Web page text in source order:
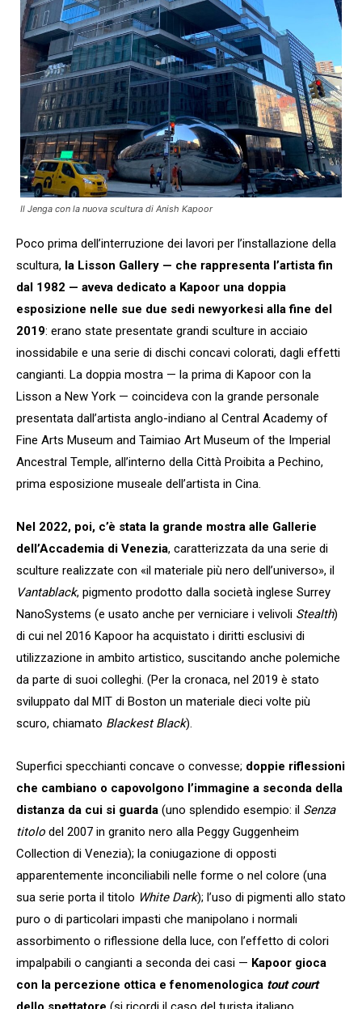
Il Jenga con la nuova scultura di Anish Kapoor
Poco prima dell’interruzione dei lavori per l’installazione della
scultura, la Lisson Gallery — che rappresenta l’artista fin
dal 1982 — aveva dedicato a Kapoor una doppia
esposizione nelle sue due sedi newyorkesi alla fine del
2019: erano state presentate grandi sculture in acciaio
inossidabile e una serie di dischi concavi colorati, dagli effetti
cangianti. La doppia mostra — la prima di Kapoor con la
Lisson a New York — coincideva con la grande personale
presentata dall’artista anglo-indiano al Central Academy of
Fine Arts Museum and Taimiao Art Museum of the Imperial
Ancestral Temple, all’interno della Città Proibita a Pechino,
prima esposizione museale dell’artista in Cina.
Nel 2022, poi, c’è stata la grande mostra alle Gallerie
dell’Accademia di Venezia, caratterizzata da una serie di
sculture realizzate con «il materiale più nero dell’universo», il
Vantablack, pigmento prodotto dalla società inglese Surrey
NanoSystems (e usato anche per verniciare i velivoli Stealth)
di cui nel 2016 Kapoor ha acquistato i diritti esclusivi di
utilizzazione in ambito artistico, suscitando anche polemiche
da parte di suoi colleghi. (Per la cronaca, nel 2019 è stato
sviluppato dal MIT di Boston un materiale dieci volte più
scuro, chiamato Blackest Black).
Superfici specchianti concave o convesse; doppie riflessioni
che cambiano o capovolgono l’immagine a seconda della
distanza da cui si guarda (uno splendido esempio: il Senza
titolo del 2007 in granito nero alla Peggy Guggenheim
Collection di Venezia); la coniugazione di opposti
apparentemente inconciliabili nelle forme o nel colore (una
sua serie porta il titolo White Dark); l’uso di pigmenti allo stato
puro o di particolari impasti che manipolano i normali
assorbimento o riflessione della luce, con l’effetto di colori
impalpabili o cangianti a seconda dei casi — Kapoor gioca
con la percezione ottica e fenomenologica tout court